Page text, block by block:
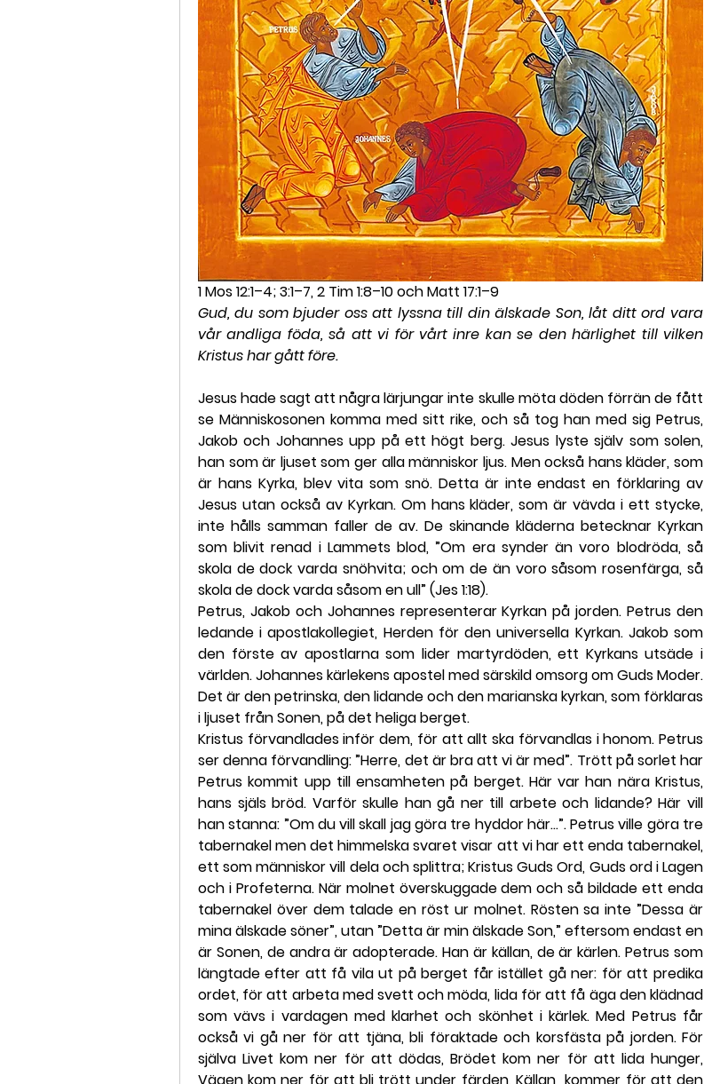
1 Mos 12:1–4; 3:1–7, 2 Tim 1:8–10 och Matt 17:1–9
Gud, du som bjuder oss att lyssna till din älskade Son, låt ditt ord vara
vår andliga föda, så att vi för vårt inre kan se den härlighet till vilken
Kristus har gått före.
Jesus hade sagt att några lärjungar inte skulle möta döden förrän de fått
se Människosonen komma med sitt rike, och så tog han med sig Petrus,
Jakob och Johannes upp på ett högt berg. Jesus lyste själv som solen,
han som är ljuset som ger alla människor ljus. Men också hans kläder, som
är hans Kyrka, blev vita som snö. Detta är inte endast en förklaring av
Jesus utan också av Kyrkan. Om hans kläder, som är vävda i ett stycke,
inte hålls samman faller de av. De skinande kläderna betecknar Kyrkan
som blivit renad i Lammets blod, ”Om era synder än voro blodröda, så
skola de dock varda snöhvita; och om de än voro såsom rosenfärga, så
skola de dock varda såsom en ull” (Jes 1:18).
Petrus, Jakob och Johannes representerar Kyrkan på jorden. Petrus den
ledande i apostlakollegiet, Herden för den universella Kyrkan. Jakob som
den förste av apostlarna som lider martyrdöden, ett Kyrkans utsäde i
världen. Johannes kärlekens apostel med särskild omsorg om Guds Moder.
Det är den petrinska, den lidande och den marianska kyrkan, som förklaras
i ljuset från Sonen, på det heliga berget.
Kristus förvandlades inför dem, för att allt ska förvandlas i honom. Petrus
ser denna förvandling: ”Herre, det är bra att vi är med”. Trött på sorlet har
Petrus kommit upp till ensamheten på berget. Här var han nära Kristus,
hans själs bröd. Varför skulle han gå ner till arbete och lidande? Här vill
han stanna: ”Om du vill skall jag göra tre hyddor här…”. Petrus ville göra tre
tabernakel men det himmelska svaret visar att vi har ett enda tabernakel,
ett som människor vill dela och splittra; Kristus Guds Ord, Guds ord i Lagen
och i Profeterna. När molnet överskuggade dem och så bildade ett enda
tabernakel över dem talade en röst ur molnet. Rösten sa inte ”Dessa är
mina älskade söner”, utan ”Detta är min älskade Son,” eftersom endast en
är Sonen, de andra är adopterade. Han är källan, de är kärlen. Petrus som
längtade efter att få vila ut på berget får istället gå ner: för att predika
ordet, för att arbeta med svett och möda, lida för att få äga den klädnad
som vävs i vardagen med klarhet och skönhet i kärlek. Med Petrus får
också vi gå ner för att tjäna, bli föraktade och korsfästa på jorden. För
själva Livet kom ner för att dödas, Brödet kom ner för att lida hunger,